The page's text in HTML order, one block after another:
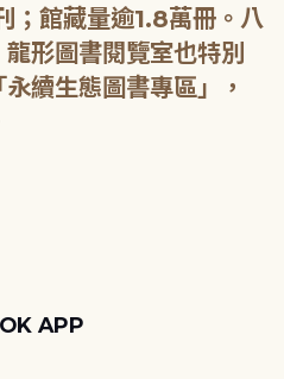
；館藏量逾1.8萬冊。八
形圖書閱覽室也特別
續生態圖書專區」，
APP